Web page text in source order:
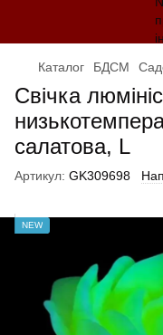
Каталог БДСМ
Cвiчка
салатова, L
Артикул: GK309698
NEW